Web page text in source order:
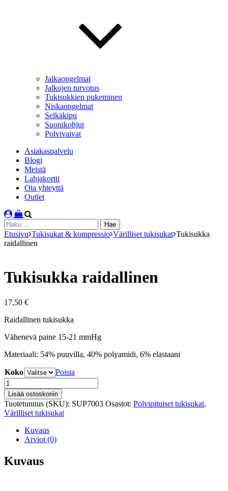
Jalkaongelmat
Jalkojen turvotus
Tukisukkien pukeminen
Niskaongelmat
Selkäkipu
Suonikohjut
Polvivaivat
Asiakaspalvelu
Blogi
Meistä
Lahjakortti
Ota yhteyttä
Outlet
Haku:
Etusivu Tukisukat & kompressio Värilliset tukisukat Tukisukka
raidallinen
Tukisukka raidallinen
17,50 €
Raidallinen tukisukka
Vähenevä paine 15-21 mmHg
Materiaali: 54% puuvilla, 40% polyamidi, 6% elastaani
Koko
Poista
Tukisukka
raidallinen
määrä
Lisää ostoskoriin
Tuotetunnus (SKU): SUP7003 Osastot: Polvipituiset tukisukat,
Värilliset tukisukat
Kuvaus
Arviot (0)
Kuvaus